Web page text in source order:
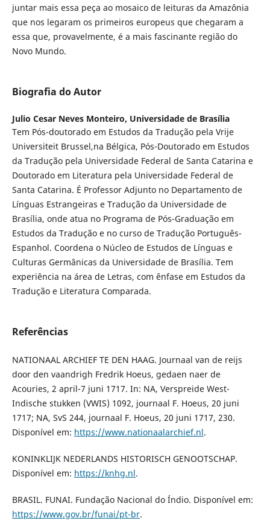
juntar mais essa peça ao mosaico de leituras da Amazônia
que nos legaram os primeiros europeus que chegaram a
essa que, provavelmente, é a mais fascinante região do
Novo Mundo.
Biografia do Autor
Julio Cesar Neves Monteiro, Universidade de Brasília
Tem Pós-doutorado em Estudos da Tradução pela Vrije
Universiteit Brussel,na Bélgica, Pós-Doutorado em Estudos
da Tradução pela Universidade Federal de Santa Catarina e
Doutorado em Literatura pela Universidade Federal de
Santa Catarina. É Professor Adjunto no Departamento de
Línguas Estrangeiras e Tradução da Universidade de
Brasília, onde atua no Programa de Pós-Graduação em
Estudos da Tradução e no curso de Tradução Português-
Espanhol. Coordena o Núcleo de Estudos de Línguas e
Culturas Germânicas da Universidade de Brasília. Tem
experiência na área de Letras, com ênfase em Estudos da
Tradução e Literatura Comparada.
Referências
NATIONAAL ARCHIEF TE DEN HAAG. Journaal van de reijs
door den vaandrigh Fredrik Hoeus, gedaen naer de
Acouries, 2 april-7 juni 1717. In: NA, Verspreide West-
Indische stukken (VWIS) 1092, journaal F. Hoeus, 20 juni
1717; NA, SvS 244, journaal F. Hoeus, 20 juni 1717, 230.
Disponível em: https://www.nationaalarchief.nl.
KONINKLIJK NEDERLANDS HISTORISCH GENOOTSCHAP.
Disponível em: https://knhg.nl.
BRASIL. FUNAI. Fundação Nacional do Índio. Disponível em:
https://www.gov.br/funai/pt-br.